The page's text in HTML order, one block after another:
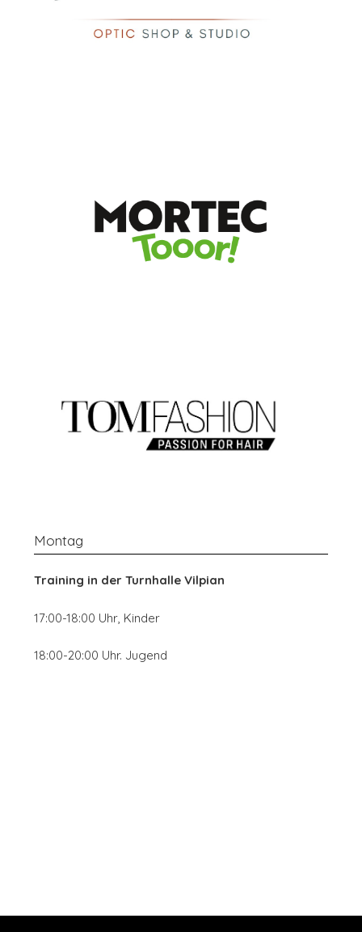
Montag
Training in derTurnhalle Vilpian
17:00-18:00 Uhr, Kinder
18:00-20:00 Uhr. Jugend